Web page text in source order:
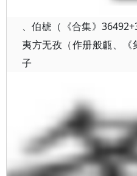
、伯椃（《合集》
夷方无孜（作册般甗、
子